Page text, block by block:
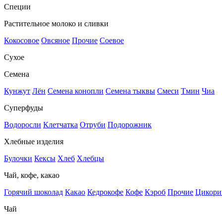
Специи
Растительное молоко и сливки
Кокосовое Овсяное Прочие Соевое
Сухое
Семена
Кунжут Лён Семена конопли Семена тыквы Смеси Тмин Чиа
Суперфуды
Водоросли Клетчатка Отруби Подорожник
Хлебные изделия
Булочки Кексы Хлеб Хлебцы
Чай, кофе, какао
Горячий шоколад Какао Кедрокофе Кофе Кэроб Прочие
Чай